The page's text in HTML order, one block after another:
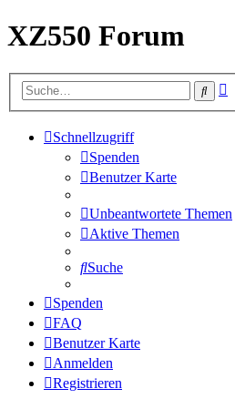
XZ550 Forum
Suche
Schnellzugriff
Spenden
Benutzer Karte
Unbeantwortete Themen
Aktive Themen
Suche
Spenden
FAQ
Benutzer Karte
Anmelden
Registrieren